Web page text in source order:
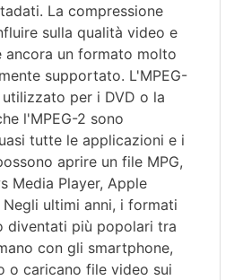
La compressione
sulla qualità video e
ancora un formato molto
supportato. L'MPEG-
per i DVD o la
l'MPEG-2 sono
tutte le applicazioni e i
aprire un file MPG,
Media Player, Apple
Negli ultimi anni, i formati
diventati più popolari tra
con gli smartphone,
o caricano file video sui